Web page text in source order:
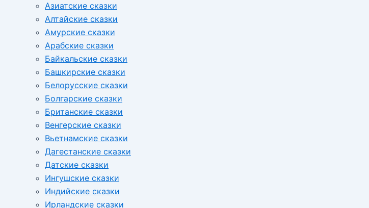
Азиатские сказки
Алтайские сказки
Амурские сказки
Арабские сказки
Байкальские сказки
Башкирские сказки
Белорусские сказки
Болгарские сказки
Британские сказки
Венгерские сказки
Вьетнамские сказки
Дагестанские сказки
Датские сказки
Ингушские сказки
Индийские сказки
Ирландские сказки